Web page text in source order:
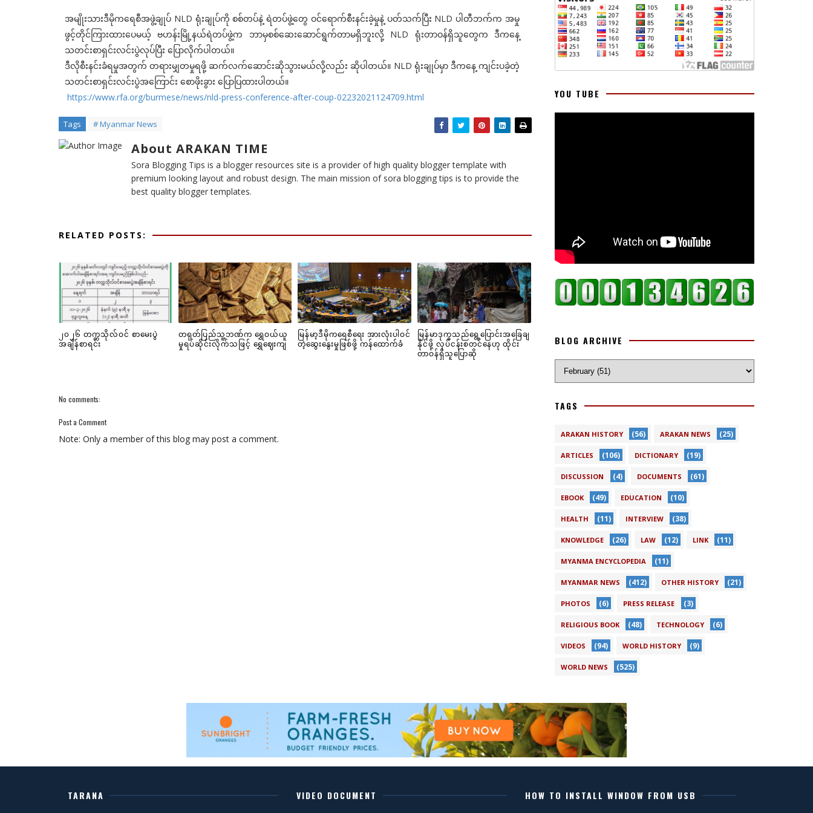
အမျိုးသားဒီမိုကရေစီအဖွဲ့ချုပ် NLD ရုံးချုပ်ကို စစ်တပ်နဲ့ ရဲတပ်ဖွဲ့တွေ ဝင်ရောက်စီးနင်းခဲ့မှုနဲ့ ပတ်သက်ပြီး NLD ပါတီဘက်က အမှု
ဖွင့်တိုင်ကြားထားပေမယ့် ဗဟန်းမြို့နယ်ရဲတပ်ဖွဲ့က ဘာမှစစ်ဆေးဆောင်ရွက်တာမရှိဘူးလို့ NLD ရုံးတာဝန်ရှိသူတွေက ဒီကနေ့
သတင်းစာရှင်းလင်းပွဲလုပ်ပြီး ပြောလိုက်ပါတယ်။
ဒီလိုစီးနင်းခံရမှုအတွက် တရားမျှတမှုရဖို့ ဆက်လက်ဆောင်းဆိုသွားမယ်လို့လည်း ဆိုပါတယ်။ NLD ရုံးချုပ်မှာ ဒီကနေ့ ကျင်းပခဲ့တဲ့
သတင်းစာရှင်းလင်းပွဲအကြောင်း စောဖိုးခွား ပြောပြထားပါတယ်။
https://www.rfa.org/burmese/news/nld-press-conference-after-coup-02232021124709.html
Tags # Myanmar News
About ARAKAN TIME
Sora Blogging Tips is a blogger resources site is a provider of high quality blogger template with
premium looking layout and robust design. The main mission of sora blogging tips is to provide the
best quality blogger templates.
RELATED POSTS:
၂၀၂၆ တက္ကသိုလ်ဝင် စာမေးပွဲ
အချိန်စာရင်း
တရုတ်ပြည်သူ့ဘဏ်က ရွှေဝယ်ယူ
မှုရပ်ဆိုင်းလိုက်သဖြင့် ရွှေဈေးကျ
မြန်မာ့ဒီမိုကရေစီရေး အားလုံးပါဝင်
တဲ့ဆွေးနွေးမှုဖြစ်ဖို့ ကန်ထောက်ခံ
မြန်မာဒုက္ခသည်ရွေ့ပြောင်းအခြေချ
နိုင်ဖို့ လုပ်ငန်းစတင်နေဟု ထိုင်း
တာဝန်ရှိသူပြောဆို
No comments:
Post a Comment
Note: Only a member of this blog may post a comment.
YOU TUBE
BLOG ARCHIVE
TAGS
ARAKAN HISTORY (56) ARAKAN NEWS (25)
ARTICLES (106) DICTIONARY (19)
DISCUSSION (4) DOCUMENTS (61)
EBOOK (49) EDUCATION (10)
HEALTH (11) INTERVIEW (38)
KNOWLEDGE (26) LAW (12) LINK (11)
MYANMA ENCYCLOPEDIA (11)
MYANMAR NEWS (412) OTHER HISTORY (21)
PHOTOS (6) PRESS RELEASE (3)
RELIGIOUS BOOK (48) TECHNOLOGY (6)
VIDEOS (94) WORLD HISTORY (9)
WORLD NEWS (525)
TARANA VIDEO DOCUMENT HOW TO INSTALL WINDOW FROM USB